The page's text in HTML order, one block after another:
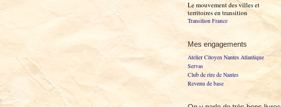
Le mouvement des villes et
territoires en transition
Transition France
Mes engagements
Atelier Citoyen Nantes Atlantique
Servas
Club de rire de Nantes
Revenu de base